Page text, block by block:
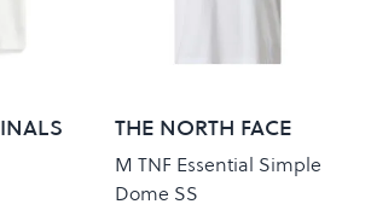
THE NORTH FACE
M TNF Essential Simple
Dome SS